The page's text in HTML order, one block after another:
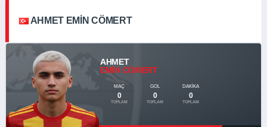
AHMET EMIN CÖMERT
AHMET
EMIN CÖMERT
MAÇ
0
TOPLAM
GOL
0
TOPLAM
DAKIKA
0
TOPLAM